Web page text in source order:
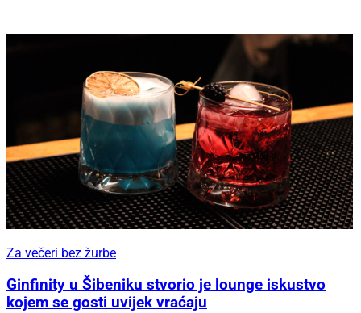
Za večeri bez žurbe
Ginfinity u Šibeniku stvorio je lounge iskustvo
kojem se gosti uvijek vraćaju